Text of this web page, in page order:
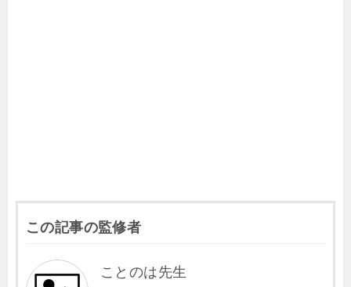
この記事の監修者
ことのは先生